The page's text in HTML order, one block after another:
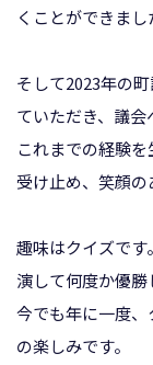
くことができまし
そして2023年の
ていただき、議会
これまでの経験
受け止め、笑顔の
趣味はクイズで
演して何度か優勝
今でも年に一度、
の楽しみです。